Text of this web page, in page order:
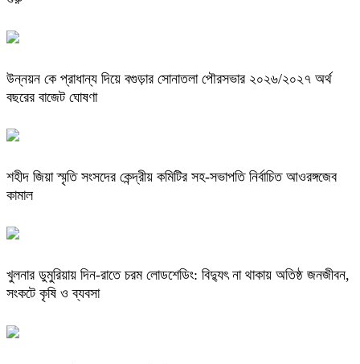
উন্নয়ন কে প্রাধান্য দিয়ে বগুড়ার সোনাতলা পৌরসভার ২০২৬/২০২৭ অর্থ
বছরের বাজেট ঘোষণা
শহীদ জিয়া স্মৃতি সংসদের কেন্দ্রীয় কমিটির সহ-সভাপতি নির্বাচিত আওরঙ্গজেব
কামাল
খুলনার ডুমুরিয়ায় দিন-রাতে চরম লোডশেডিং: বিদ্যুৎ না থাকায় অতিষ্ঠ জনজীবন,
সংকটে কৃষি ও ব্যবসা